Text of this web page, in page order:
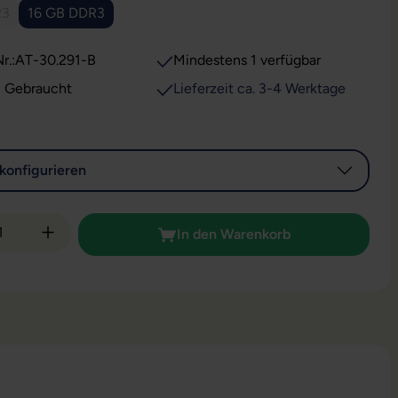
Option ist zurzeit nicht verfügbar.)
16 GB DDR3
AT-30.291-B
Gebraucht
Mindestens 1 verfügbar
Lieferzeit ca. 3-4 Werktage
Anzahl: Gib den gewünschten Wert ein
In den Warenkorb